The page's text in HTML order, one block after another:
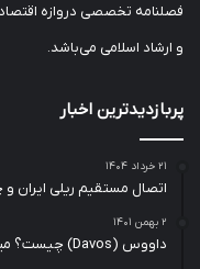
و ارشاد اسلامی می‌باشد.
پربازدیدترین اخبار
۲۱ خرداد ۱۴۰۴
اتصال مستقیم ریلی ایران و
۲ بهمن ۱۴۰۱
داووس (Davos) چیست؟ میز مذاکره مجمع جهانی اقتصاد